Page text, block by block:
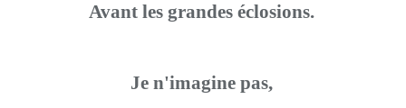
Avant les grandes éclosions.
Je n'imagine pas,